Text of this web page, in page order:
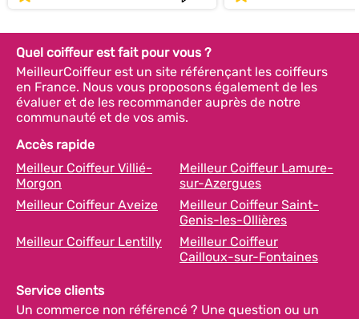
Quel coiffeur est fait pour vous ?
MeilleurCoiffeur est un site référençant les coiffeurs
en France. Nous vous proposons également de les
évaluer et de les recommander auprès de notre
communauté et de vos amis.
Accès rapide
Meilleur Coiffeur Villié-
Morgon
Meilleur Coiffeur Lamure-
sur-Azergues
Meilleur Coiffeur Aveize
Meilleur Coiffeur Saint-
Genis-les-Ollières
Meilleur Coiffeur Lentilly
Meilleur Coiffeur
Cailloux-sur-Fontaines
Service clients
Un commerce non référencé ? Une question ou un